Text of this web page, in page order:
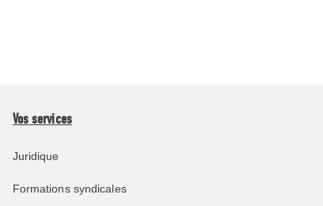
Vos services
Juridique
Formations syndicales